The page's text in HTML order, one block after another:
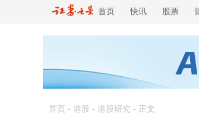
首页 快讯 股票
首页 - 港股 - 港股研究 - 正文